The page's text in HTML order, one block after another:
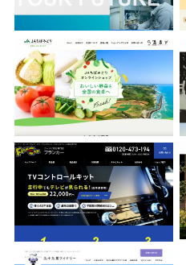
フランカー株式会社
九十九里ワイナリー